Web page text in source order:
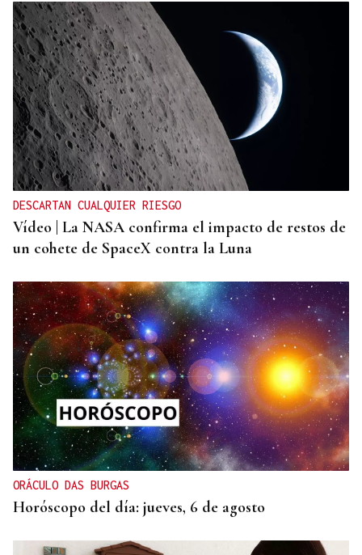
DESCARTAN CUALQUIER RIESGO
Vídeo | La NASA confirma el impacto de restos de
un cohete de SpaceX contra la Luna
ORÁCULO DAS BURGAS
Horóscopo del día: jueves, 6 de agosto